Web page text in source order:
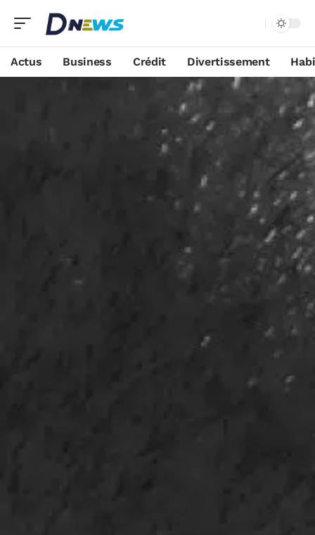
Actus Business Crédit Divertissement